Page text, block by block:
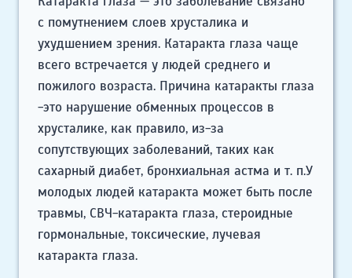
с помутнением слоев хрусталика и
ухудшением зрения. Катаракта глаза чаще
всего встречается у людей среднего и
пожилого возраста. Причина катаракты глаза
-это нарушение обменных процессов в
хрусталике, как правило, из-за
сопутствующих заболеваний, таких как
сахарный диабет, бронхиальная астма и т. п.У
молодых людей катаракта может быть после
травмы, СВЧ-катаракта глаза, стероидные
гормональные, токсические, лучевая
катаракта глаза.